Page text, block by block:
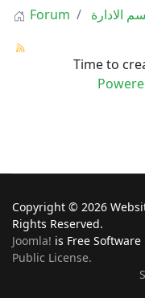
Forum الادارة
Time to
Copyright © 2026
Rights Reserved.
Joomla! is Free
Public License.